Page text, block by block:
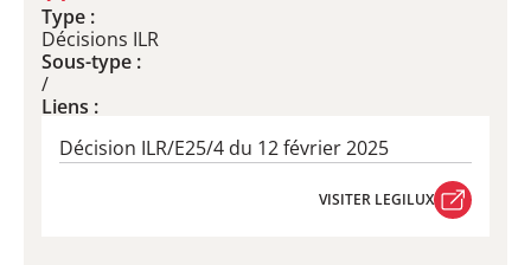
Type :
Décisions ILR
Sous-type :
/
Liens :
Décision ILR/E25/4 du 12 février 2025
VISITER LEGILUX